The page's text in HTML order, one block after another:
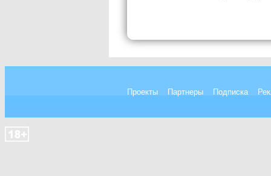
Проекты Партнеры Подписка